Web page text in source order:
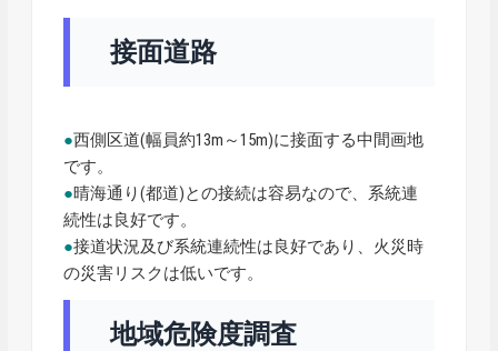
接面道路
●西側区道(幅員約13m～15m)に接面する中間画地
です。
●晴海通り(都道)との接続は容易なので、系統連
続性は良好です。
●接道状況及び系統連続性は良好であり、火災時
の災害リスクは低いです。
地域危険度調査